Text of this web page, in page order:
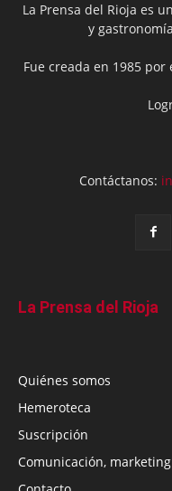
La Prensa del Rioja es
y
Fue creada en 1985
Contáctanos:
La Prensa del Rioja
Quiénes somos
Hemeroteca
Suscripción
Comunicación,